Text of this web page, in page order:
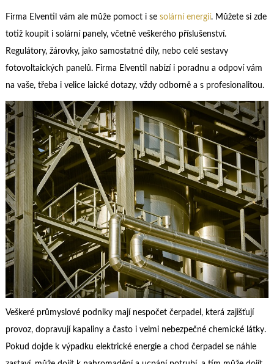
Firma Elventil vám ale může pomoct i se solární energií. Můžete si zde
totiž koupit i solární panely, včetně veškerého příslušenství.
Regulátory, žárovky, jako samostatné díly, nebo celé sestavy
fotovoltaických panelů. Firma Elventil nabízí i poradnu a odpoví vám
na vaše, třeba i velice laické dotazy, vždy odborně a s profesionalitou.
Veškeré průmyslové podniky mají nespočet čerpadel, která zajišťují
provoz, dopravují kapaliny a často i velmi nebezpečné chemické látky.
Pokud dojde k výpadku elektrické energie a chod čerpadel se náhle